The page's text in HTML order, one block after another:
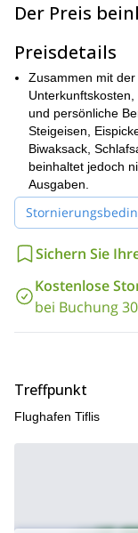
DorfBechound der
Khergiani Route
war eine der ersten
großartiger Teil des
einem Biwaksackin
Meternschlafen
haben, sind
Teilnehmer an
Bergsteigererfahrung
körperlicher
Diese 10-tägige
umfassendes
Anfrage. Ich freue
Ich leite auch eine
weiteren
Der Preis
Preisdetails
Zusammen mit
und persönliche
Steigeisen,
Biwaksack,
beinhaltet jedoch
Ausgaben.
Sichern Sie
Kostenlose
bei Buchung
Treffpunkt
Flughafen Tiflis